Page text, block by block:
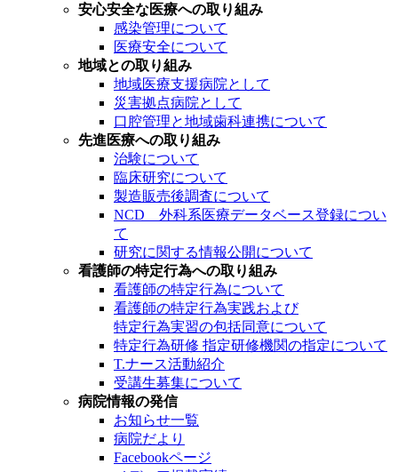
安心安全な医療への取り組み
感染管理について
医療安全について
地域との取り組み
地域医療支援病院として
災害拠点病院として
口腔管理と地域歯科連携について
先進医療への取り組み
治験について
臨床研究について
製造販売後調査について
NCD 外科系医療データベース登録につい
て
研究に関する情報公開について
看護師の特定行為への取り組み
看護師の特定行為について
看護師の特定行為実践および
特定行為実習の包括同意について
特定行為研修 指定研修機関の指定について
T.ナース活動紹介
受講生募集について
病院情報の発信
お知らせ一覧
病院だより
Facebookページ